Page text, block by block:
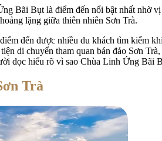
Bãi Bụt là điểm đến nổi bật nhất nhờ
lặng giữa thiên nhiên Sơn Trà.
đến được nhiều du khách tìm kiếm
di chuyển tham quan bán đảo Sơn
đọc hiểu rõ vì sao Chùa Linh Ứng Bãi
Trà